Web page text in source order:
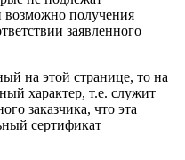
возможно получения
заявленного
на этой странице, то на
характер, т.е. служит
заказчика, что эта
сертификат